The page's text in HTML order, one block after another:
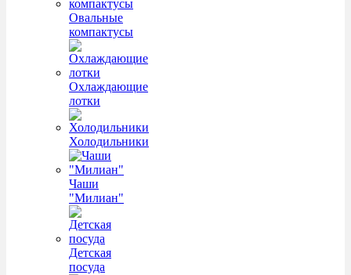
Овальные
компактусы
Охлаждающие
лотки
Холодильники
Чаши
"Милиан"
Детская
посуда